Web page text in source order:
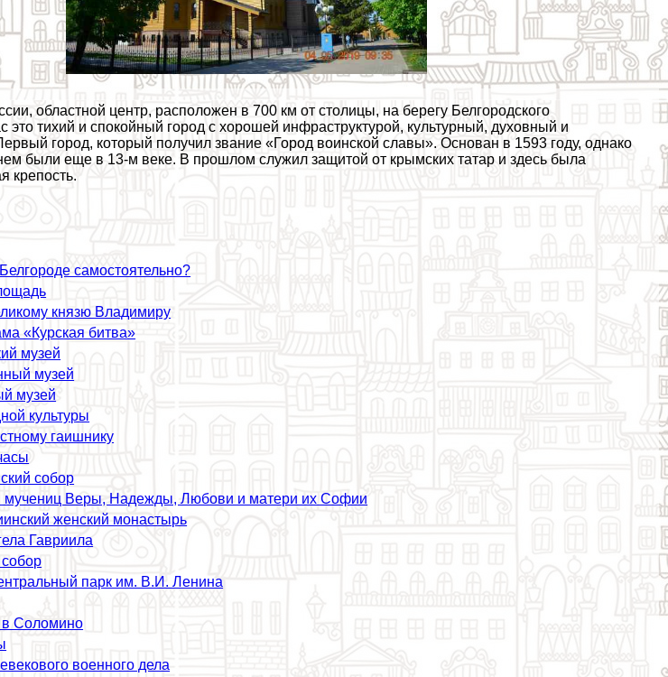
областной центр, расположен в 700 км от столицы, на берегу Белгородского
тихий и спокойный город с хорошей инфраструктурой, культурный, духовный и
город, который получил звание «Город воинской славы». Основан в 1593 году, однако
были еще в 13-м веке. В прошлом служил защитой от крымских татар и здесь была
крепость.
самостоятельно?
князю Владимиру
«Курская битва»
музей
музей
музей
культуры
гаишнику
собор
мучениц Веры, Надежды, Любови и матери их Софии
женский монастырь
Гавриила
парк им. В.И. Ленина
в Соломино
военного дела